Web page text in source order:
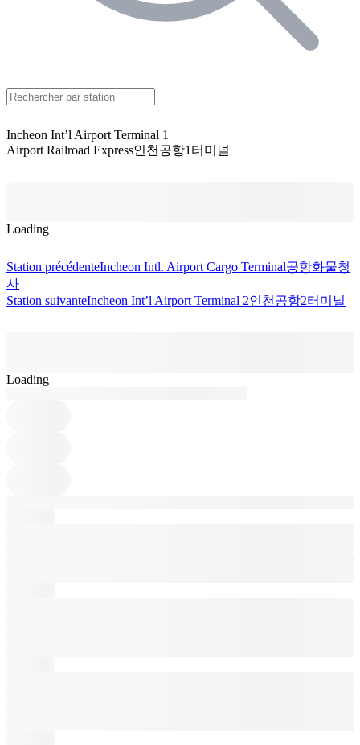
Incheon Int’l Airport Terminal 1
Airport Railroad Express인천공항1터미널
Loading
Station précédenteIncheon Intl. Airport Cargo Terminal공항화물청
사
Station suivanteIncheon Int’l Airport Terminal 2인천공항2터미널
Loading